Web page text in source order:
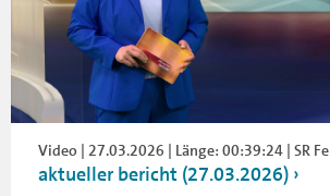
Video | 27.03.2026 | Länge: 00:39:24 | SR
aktueller bericht (27.03.2026)